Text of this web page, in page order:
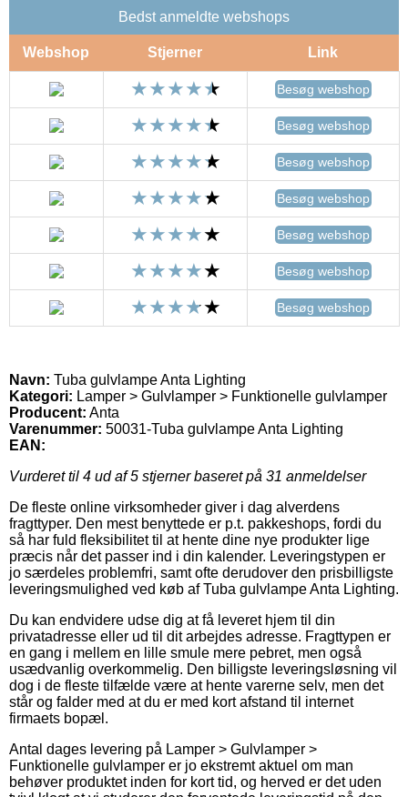
Bedst anmeldte webshops
Webshop Stjerner Link
Besøg webshop
Besøg webshop
Besøg webshop
Besøg webshop
Besøg webshop
Besøg webshop
Besøg webshop
Navn: Tuba gulvlampe Anta Lighting
Kategori: Lamper > Gulvlamper > Funktionelle gulvlamper
Producent: Anta
Varenummer: 50031-Tuba gulvlampe Anta Lighting
EAN:
Vurderet til 4 ud af 5 stjerner baseret på 31 anmeldelser
De fleste online virksomheder giver i dag alverdens
fragttyper. Den mest benyttede er p.t. pakkeshops, fordi du
så har fuld fleksibilitet til at hente dine nye produkter lige
præcis når det passer ind i din kalender. Leveringstypen er
jo særdeles problemfri, samt ofte derudover den prisbilligste
leveringsmulighed ved køb af Tuba gulvlampe Anta Lighting.
Du kan endvidere udse dig at få leveret hjem til din
privatadresse eller ud til dit arbejdes adresse. Fragttypen er
en gang i mellem en lille smule mere pebret, men også
usædvanlig overkommelig. Den billigste leveringsløsning vil
dog i de fleste tilfælde være at hente varerne selv, men det
står og falder med at du er med kort afstand til internet
firmaets bopæl.
Antal dages levering på Lamper > Gulvlamper >
Funktionelle gulvlamper er jo ekstremt aktuel om man
behøver produktet inden for kort tid, og herved er det uden